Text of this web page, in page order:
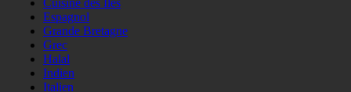
Cuisine des Iles
Espagnol
Grande Bretagne
Grec
Halal
Indien
Italien